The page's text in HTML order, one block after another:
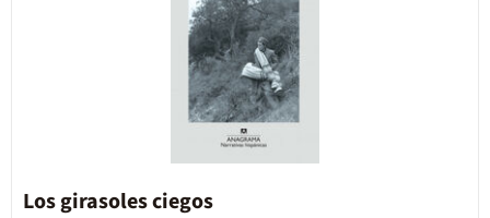
Los girasoles ciegos